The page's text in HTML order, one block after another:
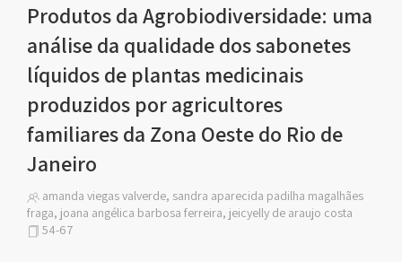
Produtos da Agrobiodiversidade: uma
análise da qualidade dos sabonetes
líquidos de plantas medicinais
produzidos por agricultores
familiares da Zona Oeste do Rio de
Janeiro
amanda viegas valverde, sandra aparecida padilha magalhães
fraga, joana angélica barbosa ferreira, jeicyelly de araujo costa
54-67